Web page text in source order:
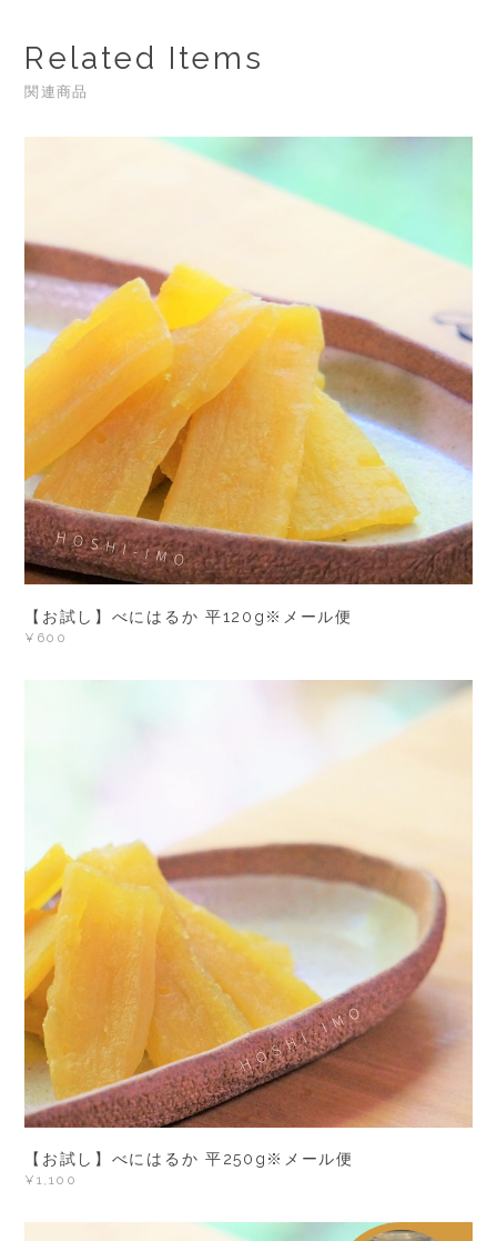
Related Items
関連商品
【お試し】べにはるか 平120g※メール便
¥600
【お試し】べにはるか 平250g※メール便
¥1,100